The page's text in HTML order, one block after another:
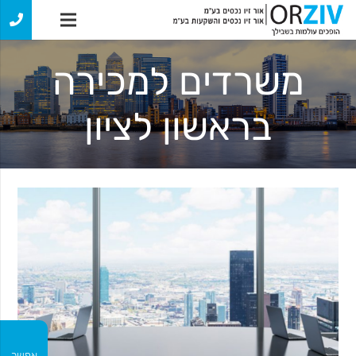
משרדים למכירה
בראשון לציון